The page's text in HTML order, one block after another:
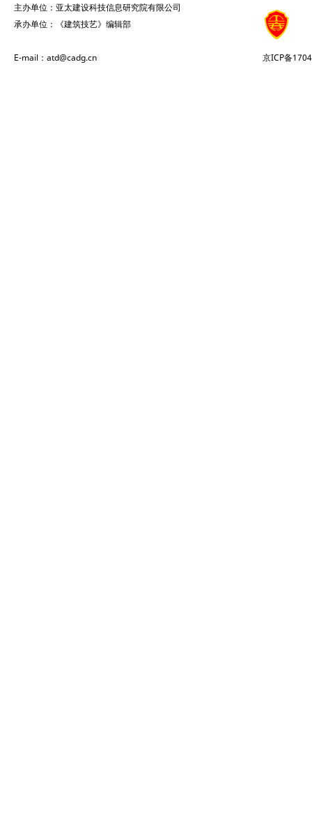
主办单位：亚太建设科技信息研究院有限公司
承办单位：《建筑技艺》编辑部
E-mail：atd@cadg.cn 京ICP备